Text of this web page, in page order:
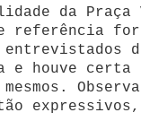
da Praça
referência
entrevistados
e houve